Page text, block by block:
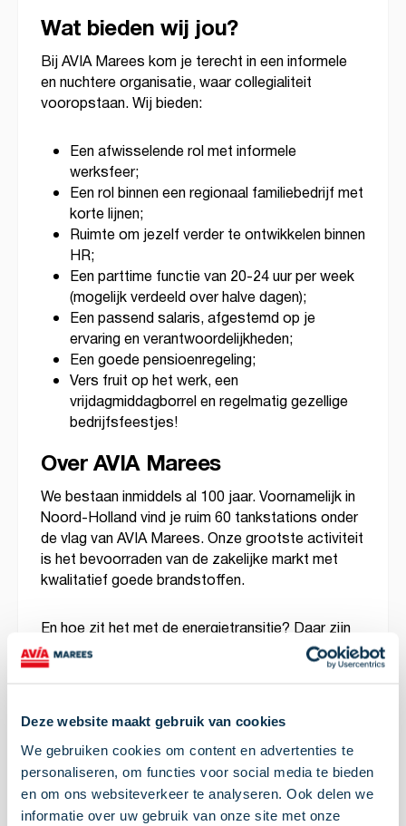
Deze website maakt gebruik van cookies
We gebruiken cookies om content en advertenties te
personaliseren, om functies voor social media te bieden
en om ons websiteverkeer te analyseren. Ook delen we
informatie over uw gebruik van onze site met onze
Wat bieden wij jou?
Bij AVIA Marees kom je terecht in een informele
en nuchtere organisatie, waar collegialiteit
vooropstaan. Wij bieden:
Een afwisselende rol met informele
werksfeer;
Een rol binnen een regionaal familiebedrijf met
korte lijnen;
Ruimte om jezelf verder te ontwikkelen binnen
HR;
Een parttime functie van 20-24 uur per week
(mogelijk verdeeld over halve dagen);
Een passend salaris, afgestemd op je
ervaring en verantwoordelijkheden;
Een goede pensioenregeling;
Vers fruit op het werk, een
vrijdagmiddagborrel en regelmatig gezellige
bedrijfsfeestjes!
Over AVIA Marees
We bestaan inmiddels al 100 jaar. Voornamelijk in
Noord-Holland vind je ruim 60 tankstations onder
de vlag van AVIA Marees. Onze grootste activiteit
is het bevoorraden van de zakelijke markt met
kwalitatief goede brandstoffen.
En hoe zit het met de energietransitie? Daar zijn
we volop mee bezig. Waar vroeger de focus
volledig lag op fossiele brandstoffen, zetten we
aan vergroening van het wagenpark, minder CO₂-
uitstoot, duurzame brandstoffen en de
ontwikkeling van was- en laadlocaties. Ook dat is
AVIA Marees.